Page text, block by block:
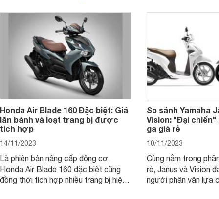
Honda Air Blade 160 Đặc biệt: Giá
lăn bánh và loạt trang bị được
tích hợp
14/11/2023
Là phiên bản nâng cấp động cơ,
Honda Air Blade 160 đặc biệt cũng
đồng thời tích hợp nhiều trang bị hiện
So sánh Yamaha
Vision: "Đại chiến"
ga giá rẻ
10/11/2023
Cùng nằm trong
rẻ, Janus và Vision
người phân vân lựa